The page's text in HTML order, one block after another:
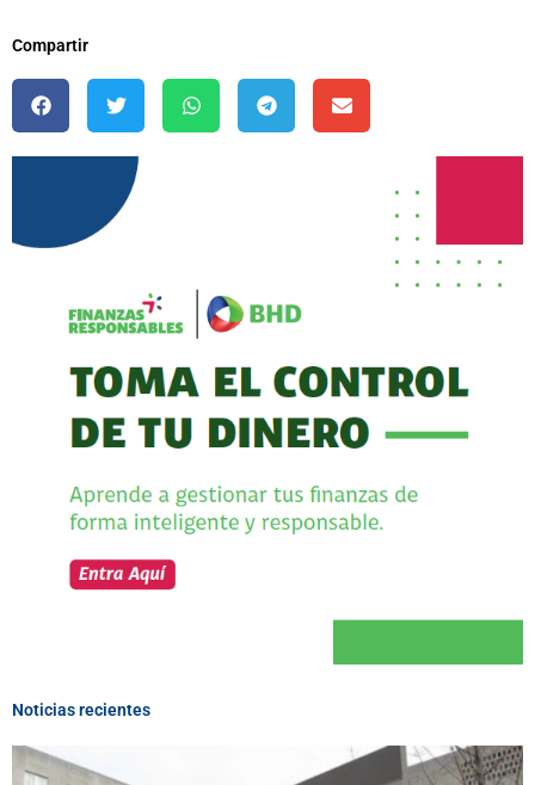
Compartir
Noticias recientes